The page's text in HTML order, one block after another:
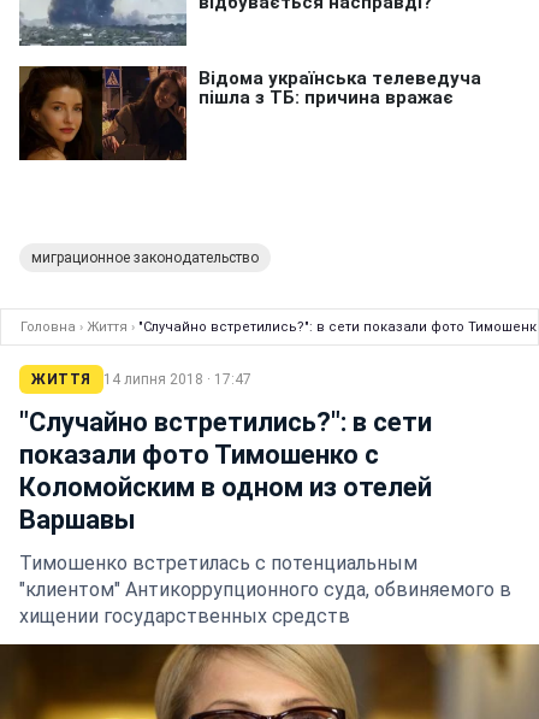
миграционное законодательство
Головна › Життя › "Случайно встретились?": в сети показали фото
ЖИТТЯ 14 липня 2018 · 17:47
"Случайно встретились?": в сети
показали фото Тимошенко с
Коломойским в одном из отелей
Варшавы
Тимошенко встретилась с потенциальным
"клиентом" Антикоррупционного суда, обвиняемого в
хищении государственных средств